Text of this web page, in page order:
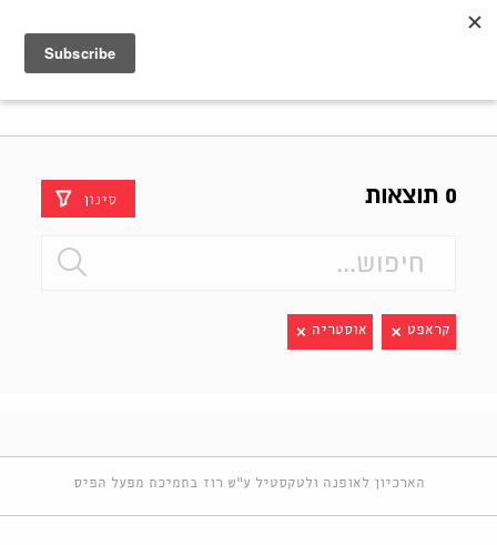
0 תוצאות סינון
קראפט אוסטריה
הארכיון לאופנה ולטקסטיל ע"ש רוז בתמיכת מפעל הפיס